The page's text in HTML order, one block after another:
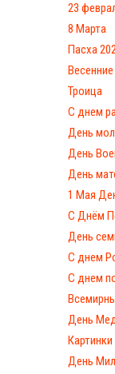
23
8 Марта
Пасха
Троица
С днем
День
День
День
1 Мая
С Днём
День
С днем
С днем
День
День